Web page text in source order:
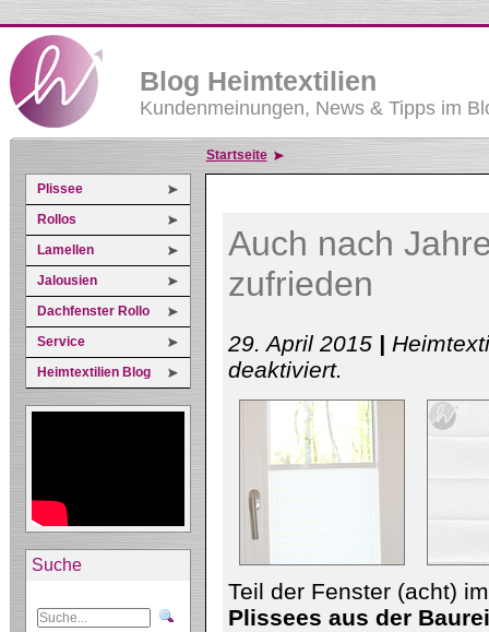
Blog Heimtextilien
Kundenmeinungen, News & Tipps im
Plissee
Rollos
Lamellen
Jalousien
Dachfenster Rollo
Service
Heimtextilien Blog
Suche
Startseite
Auch nach
zufrieden
29. April 2015 |
deaktiviertfür
Auch
Jahren
mit
Plissees
vom
Handelsring
.
Teil der Fenster (acht)
Plissees aus der